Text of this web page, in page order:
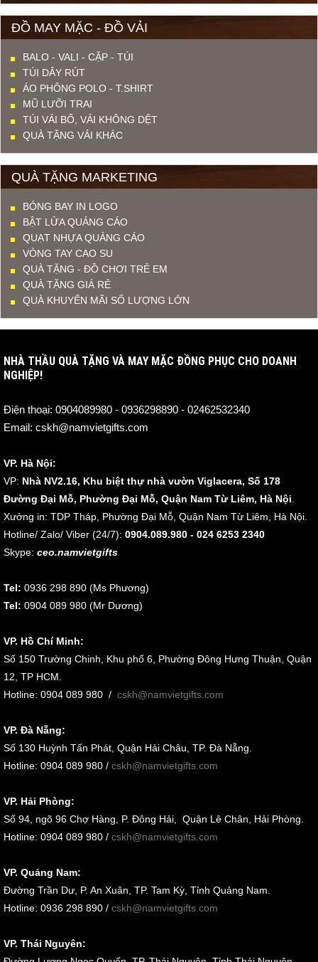
ĐỒ MAY MẶC - ĐỒ VẢI
BALO - VALI - CẶP - TÚI
TÚI DÂY RÚT
ÁO PHÔNG POLO - T.SHIRT
MŨ LƯỠI TRAI
TÚI VẢI BỐ, VẢI KHÔNG DỆT
QUÀ TẶNG VẢI KHÁC
QUÀ TẶNG MARKETING
BÓNG BAY IN LOGO
BẬT LỬA QUẢNG CÁO
QUẠT NHỰA QUẢNG CÁO
VÒNG TAY CAO SU
QUÀ TẶNG - ĐỒ CHƠI TRẺ EM
QUÀ TẶNG GIÁ RẺ
QUÀ KHUYẾN MÃI SỐ LƯỢNG LỚN
NHÀ THẦU QUÀ TẶNG VÀ MAY MẶC ĐỒNG PHỤC CHO DOANH
NGHIỆP!
Điện thoại: 0904089980 - 0936298890 - 02462532340
Email: cskh@namvietgifts.com
VP. Hà Nội:
VP: Nhà NV2.16, Khu biệt thự nhà vườn Viglacera, Số 178
Đường Đại Mỗ, Phường Đại Mỗ, Quận Nam Từ Liêm, Hà Nội
Xưởng in: TDP Tháp, Phường Đại Mỗ, Quận Nam Từ Liêm, Hà Nội.
Hotline/ Zalo/ Viber (24/7): 0904.089.980 - 024 6253 2340
Skype: ceo.namvietgifts
Tel: 0936 298 890 (Ms Phương)
Tel: 0904 089 980 (Mr Dương)
VP. Hồ Chí Minh:
Số 150 Trường Chinh, Khu phố 6, Phường Đông Hưng Thuận, Quận
12, TP HCM.
Hotline: 0904 089 980 / cskh@namvietgifts.com
VP. Đà Nẵng:
Số 130 Huỳnh Tấn Phát, Quận Hải Châu, TP. Đà Nẵng
Hotline: 0904 089 980 / cskh@namvietgifts.com
VP. Hải Phòng:
Số 94, ngõ 96 Chợ Hàng, P. Đông Hải, Quận Lê Chân, Hải Phòng
Hotline: 0904 089 980 / cskh@namvietgifts.com
VP. Quảng Nam:
Đường Trần Dư, P. An Xuân, TP. Tam Kỳ, Tỉnh Quảng Nam
Hotline: 0936 298 890 / cskh@namvietgifts.com
VP. Thái Nguyên: